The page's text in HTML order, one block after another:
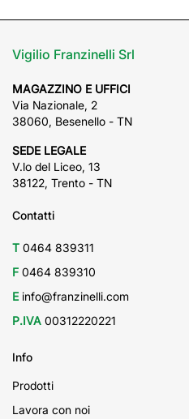
Vigilio Franzinelli Srl
MAGAZZINO E UFFICI
Via Nazionale, 2
38060, Besenello - TN
SEDE LEGALE
V.lo del Liceo, 13
38122, Trento - TN
Contatti
T 0464 839311
F 0464 839310
E info@franzinelli.com
P.IVA 00312220221
Info
Prodotti
Lavora con noi